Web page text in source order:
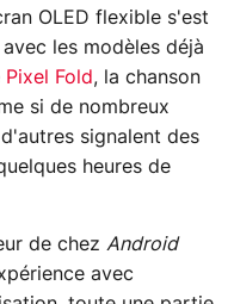
OLED flexible s'est
les modèles déjà
Pixel Fold, la chanson
si de nombreux
signalent des
heures de
de chez Android
avec